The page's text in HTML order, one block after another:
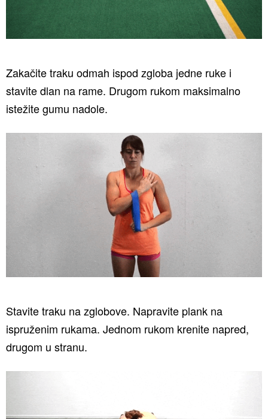
Zakačite traku odmah ispod zgloba jedne ruke i
stavite dlan na rame. Drugom rukom maksimalno
istežite gumu nadole.
Stavite traku na zglobove. Napravite plank na
ispruženim rukama. Jednom rukom krenite napred,
drugom u stranu.